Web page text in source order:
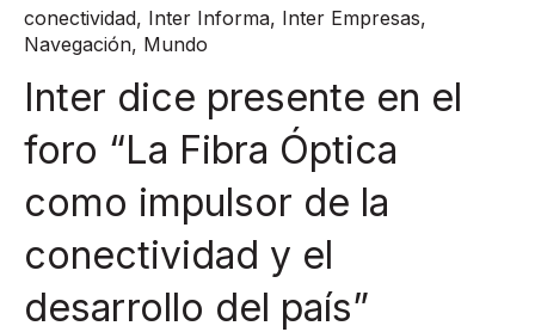
conectividad, Inter Informa, Inter Empresas,
Navegación, Mundo
Inter dice presente en el
foro “La Fibra Óptica
como impulsor de la
conectividad y el
desarrollo del país”